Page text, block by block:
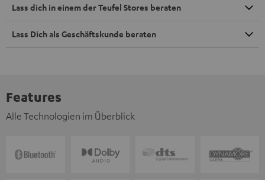
Lass dich in einem der Teufel Stores beraten
Lass Dich als Geschäftskunde beraten
Features
Alle Technologien im Überblick